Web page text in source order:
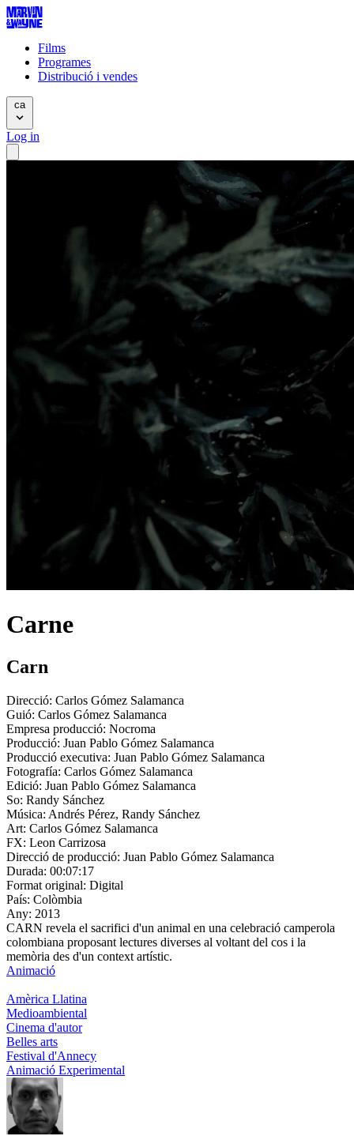
Films
Programes
Distribució i vendes
ca
Log in
Carne
Carn
Direcció: Carlos Gómez Salamanca
Guió: Carlos Gómez Salamanca
Empresa producció: Nocroma
Producció: Juan Pablo Gómez Salamanca
Producció executiva: Juan Pablo Gómez Salamanca
Fotografía: Carlos Gómez Salamanca
Edició: Juan Pablo Gómez Salamanca
So: Randy Sánchez
Música: Andrés Pérez, Randy Sánchez
Art: Carlos Gómez Salamanca
FX: Leon Carrizosa
Direcció de producció: Juan Pablo Gómez Salamanca
Durada: 00:07:17
Format original: Digital
País: Colòmbia
Any: 2013
CARN revela el sacrifici d'un animal en una celebració camperola
colombiana proposant lectures diverses al voltant del cos i la
memòria des d'un context artístic.
Animació
Amèrica Llatina
Medioambiental
Cinema d'autor
Belles arts
Festival d'Annecy
Animació Experimental